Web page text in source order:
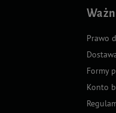
Prawo
Formy
Konto